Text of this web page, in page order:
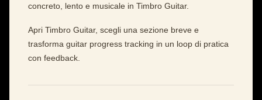
concreto, lento e musicale in Timbro Guitar.
Apri Timbro Guitar, scegli una sezione breve e
trasforma guitar progress tracking in un loop di pratica
con feedback.